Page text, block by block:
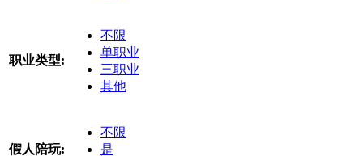
职业类型:
不限
单职业
三职业
其他
假人陪玩:
不限
是